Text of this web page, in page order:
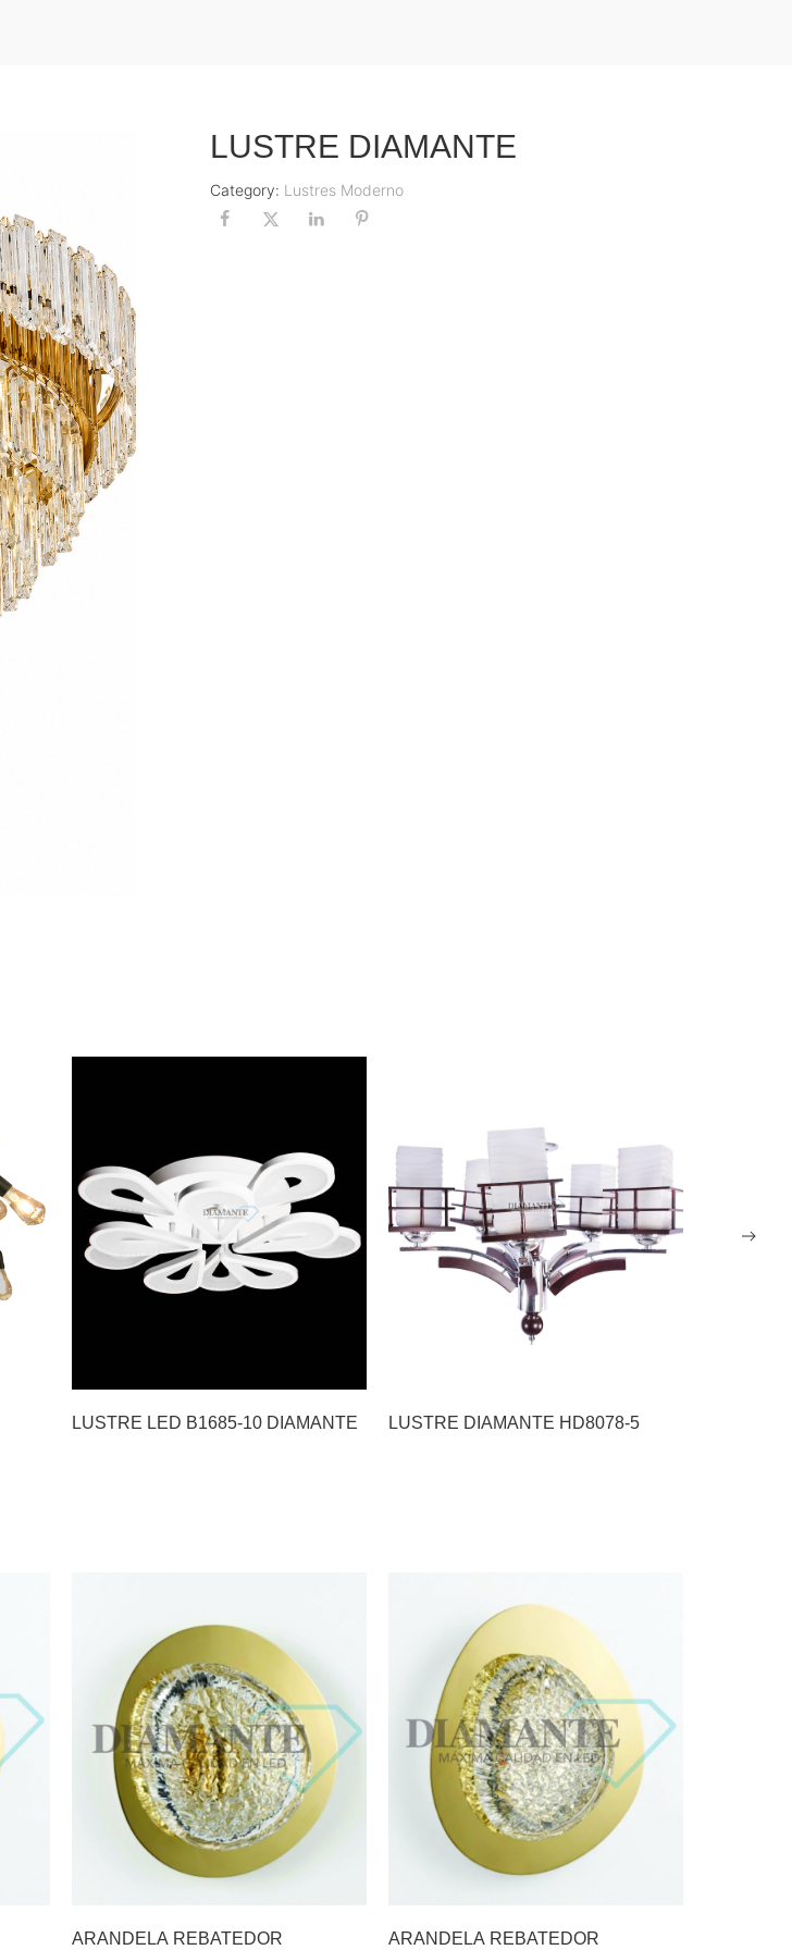
LUSTRE DIAMANTE
Category: Lustres Moderno
LUSTRE LED B1685-10 DIAMANTE LUSTRE DIAMANTE HD8078-5
ARANDELA REBATEDOR ARANDELA REBATEDOR